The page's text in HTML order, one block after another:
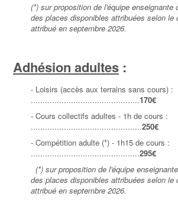
(*) sur proposition de l'équipe enseignante
des places disponibles attribuées selon le
attribué en septembre 2026.
Adhésion adultes :
- Loisirs (accès aux terrains sans cours) :
..............................................170€
- Cours collectifs adultes - 1h de cours :
...............................................250€
- Compétition adulte (*) - 1h15 de cours :
..............................................295€
(*) sur proposition de l'équipe
des places disponibles attribuées selon le
attribué en septembre 2026.